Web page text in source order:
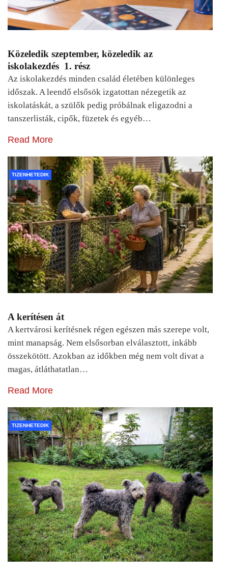
Közeledik szeptember, közeledik az
iskolakezdés 1. rész
Az iskolakezdés minden család életében különleges
időszak. A leendő elsősök izgatottan nézegetik az
iskolatáskát, a szülők pedig próbálnak eligazodni a
tanszerlisták, cipők, füzetek és egyéb…
Read More
TIZENHETEDIK
A kerítésen át
A kertvárosi kerítésnek régen egészen más szerepe volt,
mint manapság. Nem elsősorban elválasztott, inkább
összekötött. Azokban az időkben még nem volt divat a
magas, átláthatatlan…
Read More
TIZENHETEDIK